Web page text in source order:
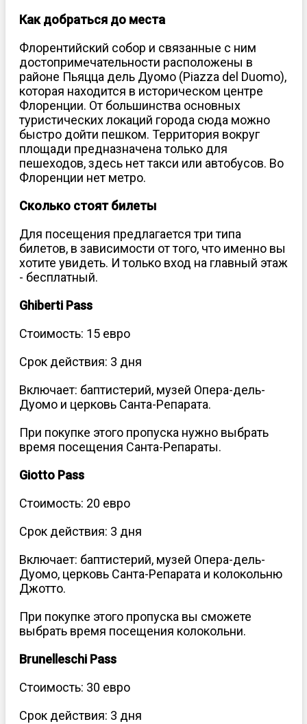
Как добраться до места
Флорентийский собор и связанные с ним
достопримечательности расположены в
районе Пьяцца дель Дуомо (Piazza del Duomo),
которая находится в историческом центре
Флоренции. От большинства основных
туристических локаций города сюда можно
быстро дойти пешком. Территория вокруг
площади предназначена только для
пешеходов, здесь нет такси или автобусов. Во
Флоренции нет метро.
Сколько стоят билеты
Для посещения предлагается три типа
билетов, в зависимости от того, что именно вы
хотите увидеть. И только вход на главный этаж
- бесплатный.
Ghiberti Pass
Стоимость: 15 евро
Срок действия: 3 дня
Включает: баптистерий, музей Опера-дель-
Дуомо и церковь Санта-Репарата.
При покупке этого пропуска нужно выбрать
время посещения Санта-Репараты.
Giotto Pass
Стоимость: 20 евро
Срок действия: 3 дня
Включает: баптистерий, музей Опера-дель-
Дуомо, церковь Санта-Репарата и колокольню
Джотто.
При покупке этого пропуска вы сможете
выбрать время посещения колокольни.
Brunelleschi Pass
Стоимость: 30 евро
Срок действия: 3 дня